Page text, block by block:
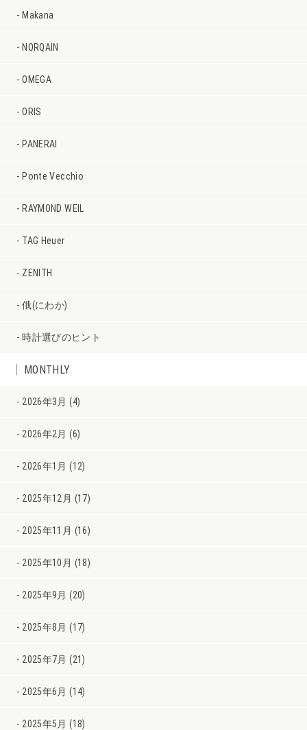
Makana
NORQAIN
OMEGA
ORIS
PANERAI
Ponte Vecchio
RAYMOND WEIL
TAG Heuer
ZENITH
俄(にわか)
時計選びのヒント
MONTHLY
2026年3月 (4)
2026年2月 (6)
2026年1月 (12)
2025年12月 (17)
2025年11月 (16)
2025年10月 (18)
2025年9月 (20)
2025年8月 (17)
2025年7月 (21)
2025年6月 (14)
2025年5月 (18)